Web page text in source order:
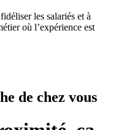
les salariés et à
où l’expérience est
de chez vous